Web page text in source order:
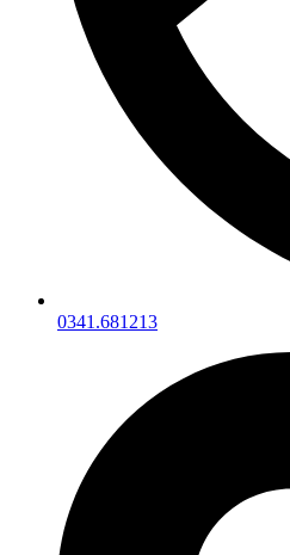
0341.681213